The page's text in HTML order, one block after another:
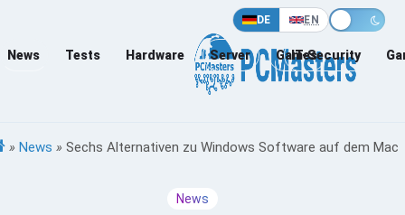
DE EN
News Tests Hardware Server Games
IT-Security
» News » Sechs Alternativen zu Windows Software auf dem Mac
News